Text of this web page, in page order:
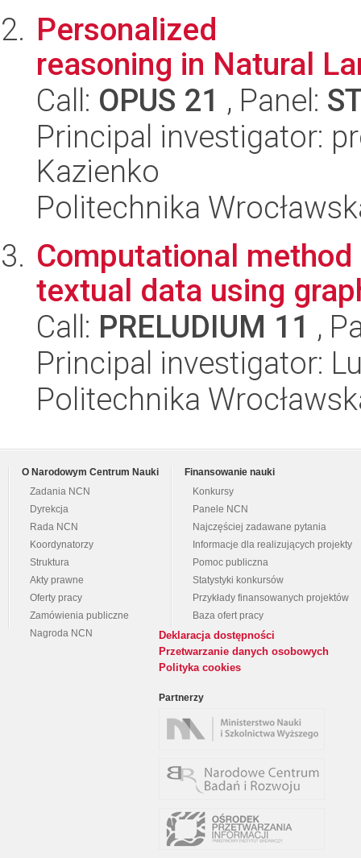
Personalized
reasoning in Natural
Call: OPUS 21 , Panel:
Principal investigator:
Kazienko
Politechnika
Computational
textual data using
Call: PRELUDIUM 11 ,
Principal investigator:
Politechnika
O Narodowym Centrum Nauki
Zadania NCN
Dyrekcja
Rada NCN
Koordynatorzy
Struktura
Akty prawne
Oferty pracy
Zamówienia publiczne
Nagroda NCN
Finansowanie nauki
Konkursy
Panele NCN
Najczęściej zadawane pytania
Informacje dla realizujących projekty
Pomoc publiczna
Statystyki konkursów
Przykłady finansowanych projektów
Baza ofert pracy
Deklaracja dostępności
Przetwarzanie danych osobowych
Polityka cookies
Partnerzy